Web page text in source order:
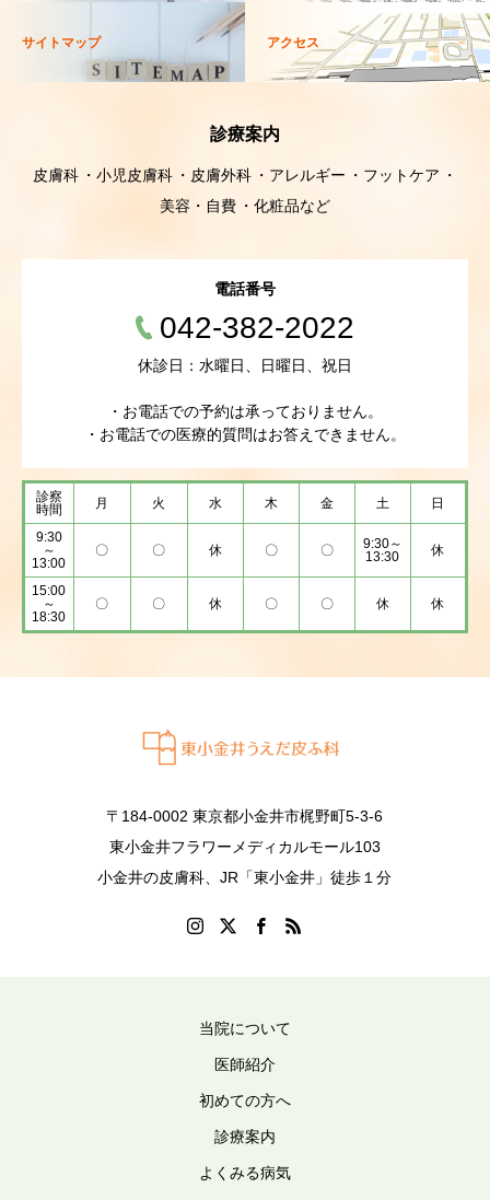
サイトマップ アクセス
診療案内
皮膚科 小児皮膚科 皮膚外科 アレルギー
フットケア
美容・自費
化粧品など
電話番号
042-382-2022
休診日：水曜日、日曜日、祝日
・お電話での予約は承っておりません。
・お電話での医療的質問はお答えできません。
診察
時間
月 火 水 木 金 土 日
9:30
～
13:00
〇 〇 休 〇 〇
9:30～
13:30
休
15:00
～
18:30
〇 〇 休 〇 〇 休 休
〒184-0002 東京都小金井市梶野町5-3-6
東小金井フラワーメディカルモール103
小金井の皮膚科、JR「東小金井」徒歩１分
当院について
医師紹介
初めての方へ
診療案内
よくみる病気